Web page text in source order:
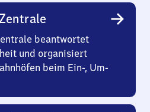
beantwortet
und organisiert
beim Ein-, Um-